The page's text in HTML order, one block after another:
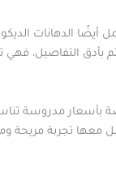
الدهانات
التفاصيل، فهي
بأسعار مدروسة
معها تجربة